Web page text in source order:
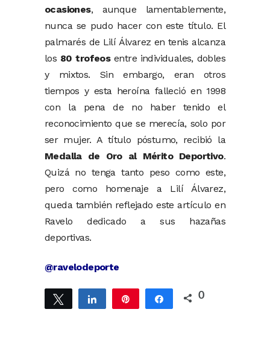
ocasiones, aunque lamentablemente,
nunca se pudo hacer con este título. El
palmarés de Lilí Álvarez en tenis alcanza
los 80 trofeosentre individuales, dobles
y mixtos. Sin embargo, eran otros
tiempos y esta heroína falleció en 1998
con la pena de no haber tenido el
reconocimiento que se merecía, solo por
ser mujer. A título póstumo, recibió la
Medalla de Oro al Mérito Deportivo.
Quizá no tenga tanto peso como este,
pero como homenaje a Lilí Álvarez,
queda también reflejado este artículo en
Ravelo dedicado a sus hazañas
deportivas.
@ravelodeporte
Twittear Compartir Compartir
0